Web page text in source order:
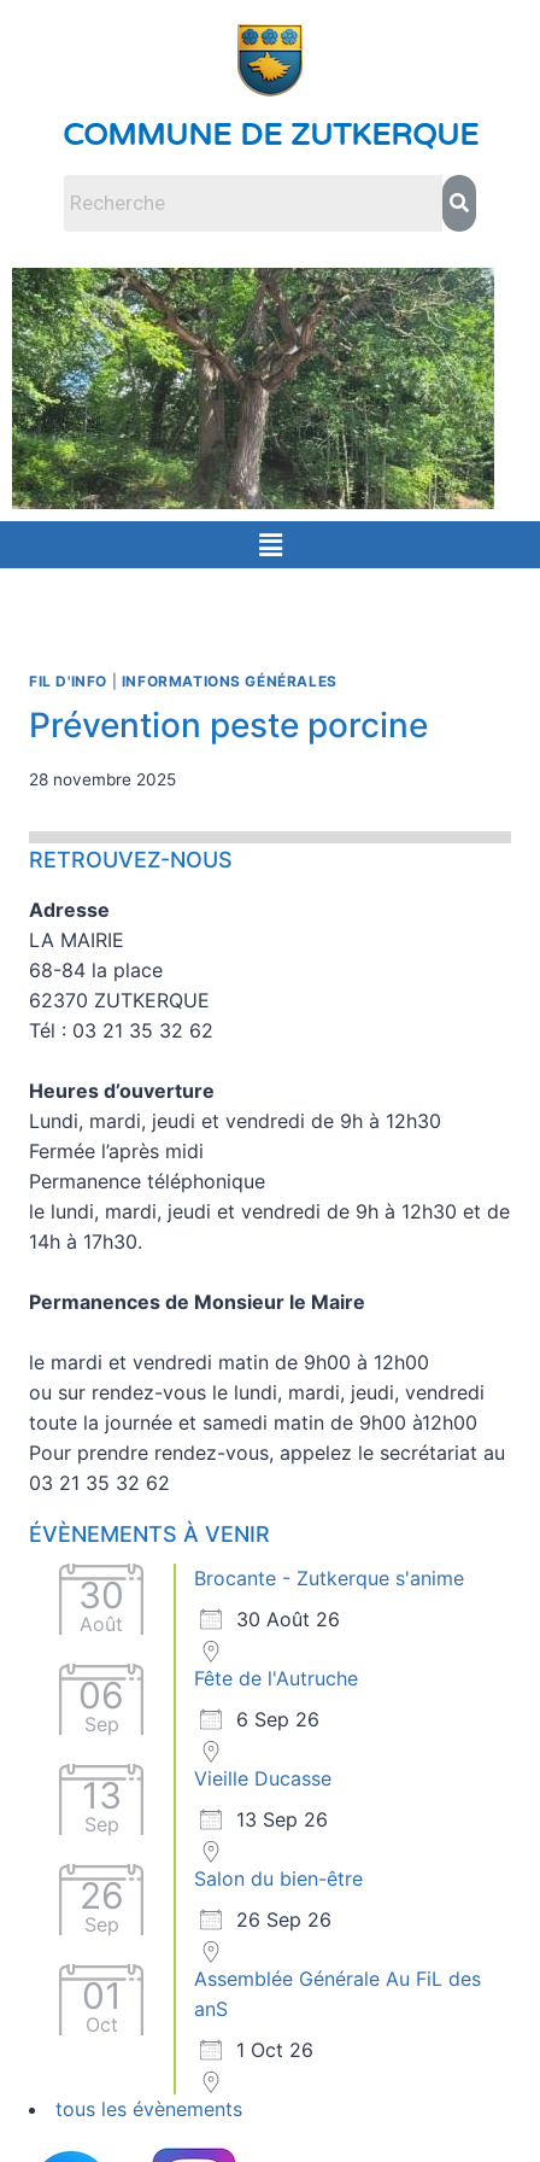
COMMUNE DE ZUTKERQUE
FIL D'INFO INFORMATIONS GÉNÉRALES
Prévention peste porcine
28 novembre 2025
RETROUVEZ-NOUS
Adresse
LA MAIRIE
68-84 la place
62370 ZUTKERQUE
Tél : 03 21 35 32 62
Heures d’ouverture
Lundi, mardi, jeudi et vendredi de 9h à 12h30
Fermée l’après midi
Permanence téléphonique
le lundi, mardi, jeudi et vendredi de 9h à 12h30 et de
14h à 17h30.
Permanences de Monsieur le Maire
le mardi et vendredi matin de 9h00 à 12h00
ou sur rendez-vous le lundi, mardi, jeudi, vendredi
toute la journée et samedi matin de 9h00 à12h00
Pour prendre rendez-vous, appelez le secrétariat au
03 21 35 32 62
ÉVÈNEMENTS À VENIR
30
Août
Brocante - Zutkerque s'anime
30 Août 26
06
Sep
Fête de l'Autruche
6 Sep 26
13
Sep
Vieille Ducasse
13 Sep 26
26
Sep
Salon du bien-être
26 Sep 26
01
Oct
Assemblée Générale Au FiL des
anS
1 Oct 26
tous les évènements